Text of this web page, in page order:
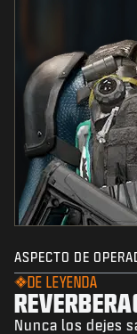
ASPECTO DE
DE LEYENDA
Nunca los dejes